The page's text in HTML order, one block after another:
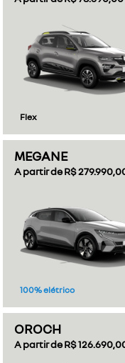
Flex
MEGANE
A partir de R$
100% elétrico
OROCH
A partir de R$